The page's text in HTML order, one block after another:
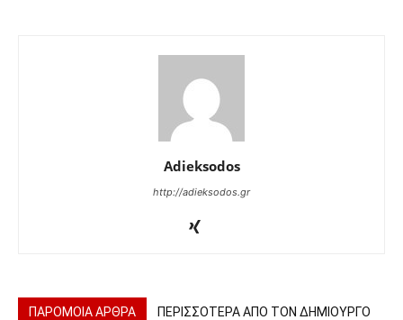
Adieksodos
http://adieksodos.gr
ΠΑΡΟΜΟΙΑ ΑΡΘΡΑ ΠΕΡΙΣΣΟΤΕΡΑ ΑΠΟ ΤΟΝ ΔΗΜΙΟΥΡΓΟ